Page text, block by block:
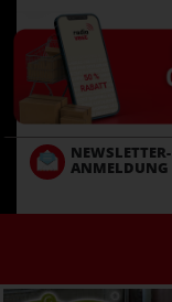
zum
Inhalt
NEWSLETTER-
ANMELDUNG